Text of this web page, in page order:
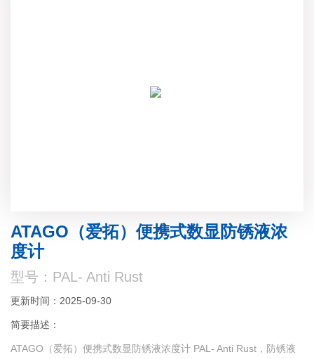
ATAGO（爱拓）便携式数显防锈液浓
度计
型号：PAL- Anti Rust
更新时间：2025-09-30
简要描述：
ATAGO（爱拓）便携式数显防锈液浓度计 PAL- Anti Rust，防锈液